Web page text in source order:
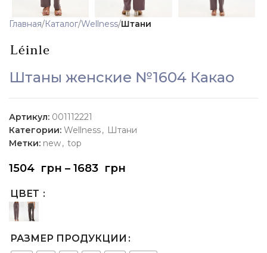
Главная Каталог Wellness Штани
Штаны женские №1604 Какао
Артикул: 001112221
Категории: Wellness, Штани
Метки: new, top
1504 грн – 1683 грн
ЦВЕТ
РАЗМЕР ПРОДУКЦИИ